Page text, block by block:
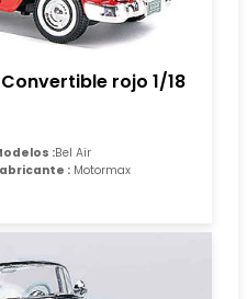
rojo 1/18
:Bel Air
: Motormax